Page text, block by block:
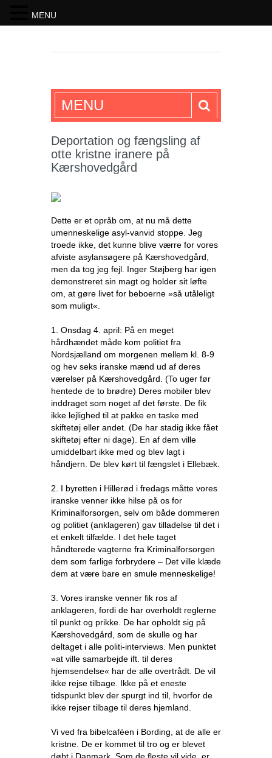
SKRIFTEN
MENU
Deportation og fængsling af
otte kristne iranere på
Kærshovedgård
Dette er et opråb om, at nu må dette
umenneskelige asyl-vanvid stoppe. Jeg
troede ikke, det kunne blive værre for vores
afviste asylansøgere på Kærshovedgård,
men da tog jeg fejl. Inger Støjberg har igen
demonstreret sin magt og holder sit løfte
om, at gøre livet for beboerne »så utåleligt
som muligt«.
1. Onsdag 4. april: På en meget
hårdhændet måde kom politiet fra
Nordsjælland om morgenen mellem kl. 8-9
og hev seks iranske mænd ud af deres
værelser på Kærshovedgård. (To uger før
hentede de to brødre) Deres mobiler blev
inddraget som noget af det første. De fik
ikke lejlighed til at pakke en taske med
skiftetøj eller andet. (De har stadig ikke fået
skiftetøj efter ni dage). En af dem ville
umiddelbart ikke med og blev lagt i
håndjern. De blev kørt til fængslet i Ellebæk.
2. I byretten i Hillerød i fredags måtte vores
iranske venner ikke hilse på os for
Kriminalforsorgen, selv om både dommeren
og politiet (anklageren) gav tilladelse til det i
et enkelt tilfælde. I det hele taget
håndterede vagterne fra Kriminalforsorgen
dem som farlige forbrydere – Det ville klæde
dem at være bare en smule menneskelige!
3. Vores iranske venner fik ros af
anklageren, fordi de har overholdt reglerne
til punkt og prikke. De har opholdt sig på
Kærshovedgård, som de skulle og har
deltaget i alle politi-interviews. Men punktet
»at ville samarbejde ift. til deres
hjemsendelse« har de alle overtrådt. De vil
ikke rejse tilbage. Ikke på et eneste
tidspunkt blev der spurgt ind til, hvorfor de
ikke rejser tilbage til deres hjemland.
Vi ved fra bibelcaféen i Bording, at de alle er
kristne. De er kommet til tro og er blevet
MENU